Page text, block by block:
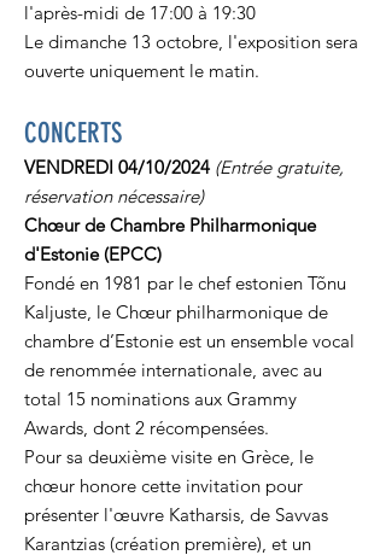
l'après-midi de 17:00 à 19:30
Le dimanche 13 octobre, l'exposition sera
ouverte uniquement le matin.
CONCERTS
VENDREDI 04/10/2024 (Entrée gratuite,
réservation nécessaire)
Chœur de Chambre Philharmonique
d'Estonie (EPCC)
Fondé en 1981 par le chef estonien Tõnu
Kaljuste, le Chœur philharmonique de
chambre d’Estonie est un ensemble vocal
de renommée internationale, avec au
total 15 nominations aux Grammy
Awards, dont 2 récompensées.
Pour sa deuxième visite en Grèce, le
chœur honore cette invitation pour
présenter l'œuvre Katharsis, de Savvas
Karantzias (création première), et un